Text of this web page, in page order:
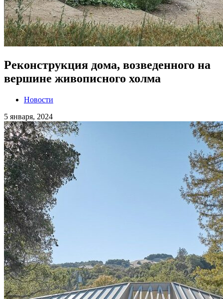
Реконструкция дома, возведенного на
вершине живописного холма
Новости
5 января, 2024